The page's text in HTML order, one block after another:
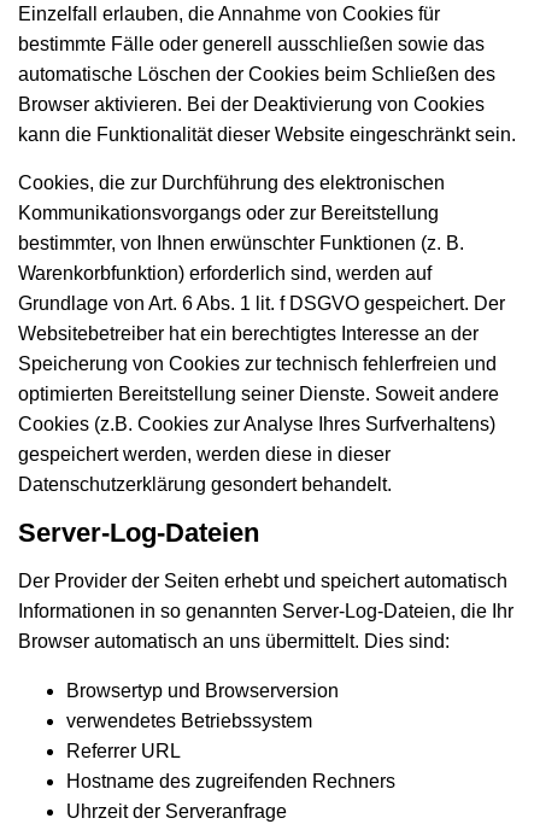
Einzelfall erlauben, die Annahme von Cookies für
bestimmte Fälle oder generell ausschließen sowie das
automatische Löschen der Cookies beim Schließen des
Browser aktivieren. Bei der Deaktivierung von Cookies
kann die Funktionalität dieser Website eingeschränkt sein.
Cookies, die zur Durchführung des elektronischen
Kommunikationsvorgangs oder zur Bereitstellung
bestimmter, von Ihnen erwünschter Funktionen (z. B.
Warenkorbfunktion) erforderlich sind, werden auf
Grundlage von Art. 6 Abs. 1 lit. f DSGVO gespeichert. Der
Websitebetreiber hat ein berechtigtes Interesse an der
Speicherung von Cookies zur technisch fehlerfreien und
optimierten Bereitstellung seiner Dienste. Soweit andere
Cookies (z.B. Cookies zur Analyse Ihres Surfverhaltens)
gespeichert werden, werden diese in dieser
Datenschutzerklärung gesondert behandelt.
Server-Log-Dateien
Der Provider der Seiten erhebt und speichert automatisch
Informationen in so genannten Server-Log-Dateien, die Ihr
Browser automatisch an uns übermittelt. Dies sind:
Browsertyp und Browserversion
verwendetes Betriebssystem
Referrer URL
Hostname des zugreifenden Rechners
Uhrzeit der Serveranfrage